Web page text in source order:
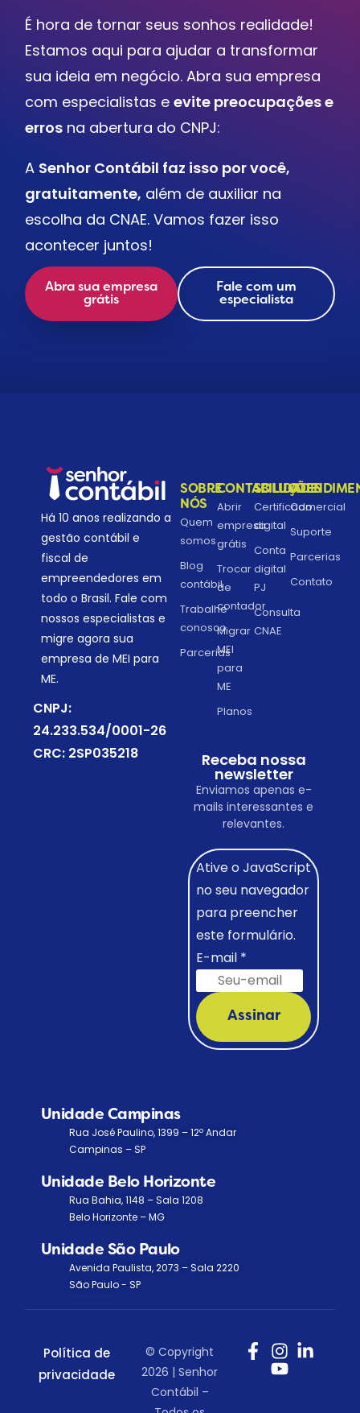
É hora de tornar seus sonhos realidade!
Estamos aqui para ajudar a transformar
sua ideia em negócio. Abra sua empresa
com especialistas eevite preocupações e
erros na abertura do CNPJ:
A Senhor Contábil faz isso por você,
gratuitamente, além de auxiliar na
escolha da CNAE. Vamos fazer isso
acontecer juntos!
Abra sua empresa
grátis
Fale com um
especialista
Há 10 anos realizando a
gestão contábil e
fiscal de
empreendedores em
todo o Brasil. Fale com
nossos especialistas e
migre agora sua
empresa de MEI para
ME.
CNPJ:
24.233.534/0001-26
CRC: 2SP035218
SOBRE
NÓS
Quem
somos
Blog
contábil
Trabalhe
conosco
Parcerias
CONTABILIDADE
Abrir
empresa
grátis
Trocar
de
contador
Migrar
MEI
para
ME
Planos
SOLUÇÕES
Certificado
digital
Conta
digital
PJ
Consulta
CNAE
Comercial
Suporte
Parcerias
Contato
Receba nossa
newsletter
Enviamos apenas e-
mails interessantes e
relevantes.
Ative o JavaScript
no seu navegador
para preencher
este formulário.
E-mail *
Assinar
Unidade Campinas
Rua José Paulino, 1399 – 12º Andar
Campinas – SP
Unidade Belo Horizonte
Rua Bahia, 1148 – Sala 1208
Belo Horizonte – MG
Unidade São Paulo
Avenida Paulista, 2073 – Sala 2220
São Paulo - SP
Política de
privacidade
© Copyright
2026 | Senhor
Contábil –